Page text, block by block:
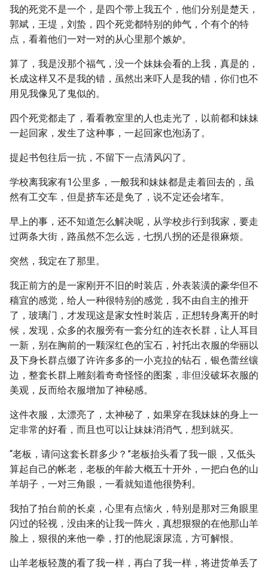
我的死党不是一个，是四个带上我五个，他们分别是楚天，
郭斌，王堤，刘蛰，四个死党都特别的帅气，个有个的特
点，看着他们一对一对的从心里那个嫉妒。
算了，我是没那个福气，没一个妹妹会看的上我，真是的，
长成这样又不是我的错，虽然出来吓人是我的错，你们也不
用见我像见了鬼似的。
四个死党都走了，看看教室里的人也走光了，以前都和妹妹
一起回家，发生了这种事，一起回家也泡汤了。
提起书包往后一抗，不留下一点清风闪了。
学校离我家有1公里多，一般我和妹妹都是走着回去的，虽
然有工交车，但是挤车还是免了，说不定还会堵车。
早上的事，还不知道怎么解决呢，从学校步行到我家，要走
过两条大街，路虽然不怎么远，七拐八拐的还是很麻烦。
突然，我定在了那里。
我正前方的是一家刚开不旧的时装店，外表装潢的豪华但不
穑宜的感觉，给人一种很特别的感觉，我不由自主的推开
了，玻璃门，才发现这是家女性时装店，正想转身离开的时
候，发现，众多的衣服旁有一套分红的连衣长群，让人耳目
一新，别在胸前的一颗深红色的宝石，衬托出衣服的华丽以
及下身长群点缀了许许多多的一小克拉的钻石，银色蕾丝镶
边，整套长群上雕刻着奇奇怪怪的图案，非但没破坏衣服的
美观，反而给衣服增加了神秘感。
这件衣服，太漂亮了，太神秘了，如果穿在我妹妹的身上一
定非常的好看，而且也可以让妹妹消消气，想到就买。
“老板，请问这套长群多少？”老板抬头看了我一眼，又低头
算起自己的帐老，老板的年龄大概五十开外，一把白色的山
羊胡子，一对三角眼，一看就知道他很势利。
我拍了拍台前的长桌，心里有点恼火，特别是那对三角眼里
闪过的轻视，没由来的让我一阵火，真想狠狠的在他那山羊
脸上，狠很的来他一拳，打的他屁滚尿流，方可解恨。
山羊老板轻蔑的看了我一样，再白了我一样，将进货单丢了